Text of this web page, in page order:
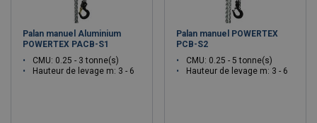
Palan manuel Aluminium
POWERTEX PACB-S1
CMU: 0.25 - 3 tonne(s)
Hauteur de levage m: 3 - 6
Palan manuel POWERTEX
PCB-S2
CMU: 0.25 - 5 tonne(s)
Hauteur de levage m: 3 - 6